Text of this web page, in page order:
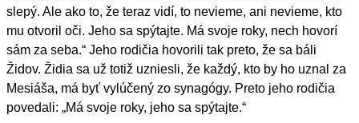
slepý. Ale ako to, že teraz vidí, to nevieme, ani nevieme, kto
mu otvoril oči. Jeho sa spýtajte. Má svoje roky, nech hovorí
sám za seba.“ Jeho rodičia hovorili tak preto, že sa báli
Židov. Židia sa už totiž uzniesli, že každý, kto by ho uznal za
Mesiáša, má byť vylúčený zo synagógy. Preto jeho rodičia
povedali: „Má svoje roky, jeho sa spýtajte.“